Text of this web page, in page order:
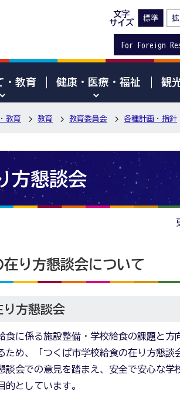
文字
サイズ
For Foreign
・教育 健康・医療・福祉 観
教育 教育 教育委員会 各種計画・指針
方懇談会
り方懇談会について
り方懇談会
食に係る施設整備・学校給食の課題と方
め、「つくば市学校給食の在り方懇談
談会での意見を踏まえ、安全で安心な学
的としています。